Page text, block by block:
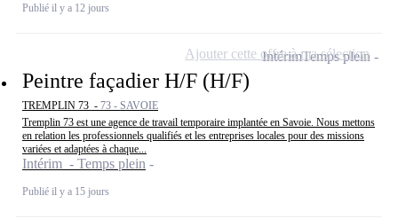
Publié il y a 12 jours
Peintre façadier H/F (H/F)
TREMPLIN 73 - 73 - SAVOIE
Tremplin 73 est une agence de travail temporaire implantée en Savoie. Nous mettons
en relation les professionnels qualifiés et les entreprises locales pour des missions
variées et adaptées à chaque...
Intérim - Temps plein
Publié il y a 15 jours
IntérimTemps plein
Ajouter cette offre à ma sélection